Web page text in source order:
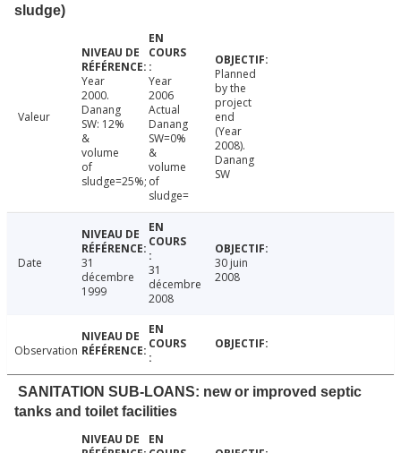
sludge)
Valeur
Year
2000.
Danang
SW: 12%
&
volume
of
sludge=25%;
Year
2006
Actual
Danang
SW=0%
&
volume
of
sludge=
Planned
by the
project
end
(Year
2008).
Danang
SW
Date
31
décembre
1999
31
décembre
2008
30 juin
2008
Observation
SANITATION SUB-LOANS: new or improved septic
tanks and toilet facilities